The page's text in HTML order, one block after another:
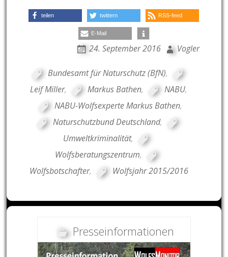
teilen twittern RSS-feed
E-Mail
24. September 2016 Vogler
Bundesamt für Naturschutz (BfN),
Leif Miller, Markus Bathen, NABU,
NABU-Wolfsexperte Markus Bathen,
Naturschutzbund Deutschland,
Umweltkriminalität,
Wolfsberatungszentrum,
Wolfsbotschafter, Wolfsjahr 2015/2016
Presseinformationen